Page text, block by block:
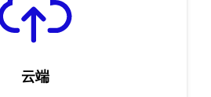
云端